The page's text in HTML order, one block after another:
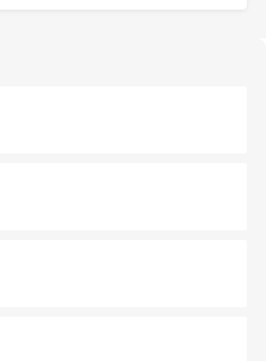
風情を楽しめる外せないスポット